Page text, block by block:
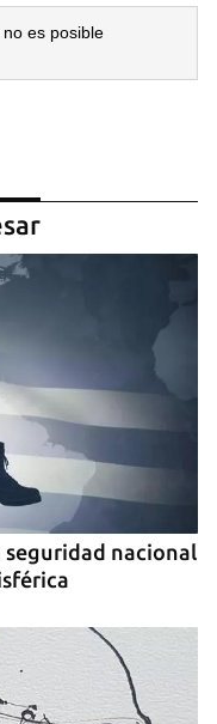
primero has de
CANCELAR
es posible
seguridad nacional